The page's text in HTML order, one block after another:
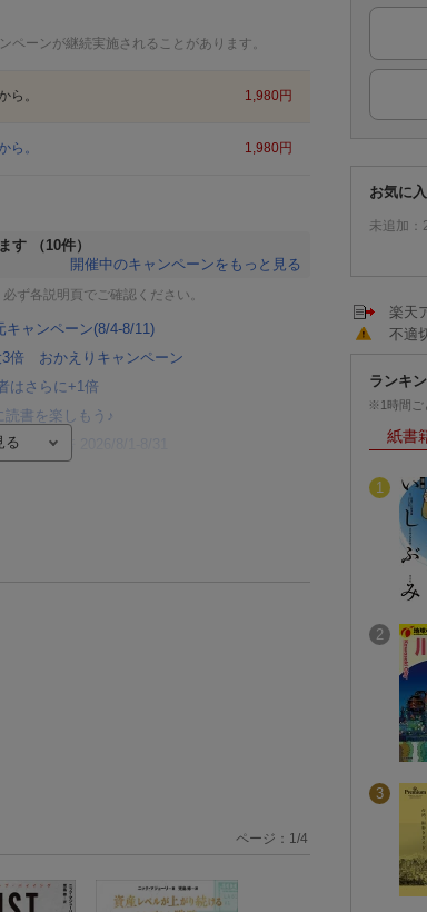
ーンが継続実施されることがあります。
ら。 1,980円
ら。 1,980円
す
（10件）
開催中のキャンペーンをもっと見る
ず各説明頁でご確認ください。
キャンペーン(8/4-8/11)
3倍 おかえりキャンペーン
はさらに+1倍
読書を楽しもう♪
最大10倍 2026/8/1-8/31
ページ： 1/4
お気に
未追加：
楽天
不適
ランキ
※1時間ご
紙書
1
2
3